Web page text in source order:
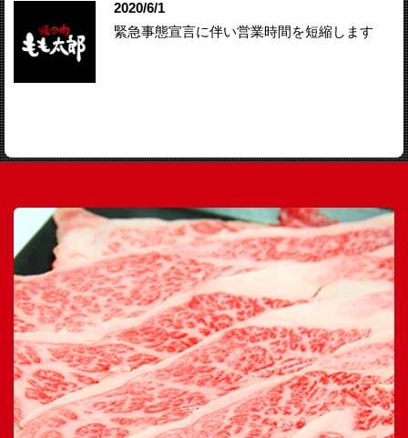
2020/6/1
緊急事態宣言に伴い営業時間を短縮します